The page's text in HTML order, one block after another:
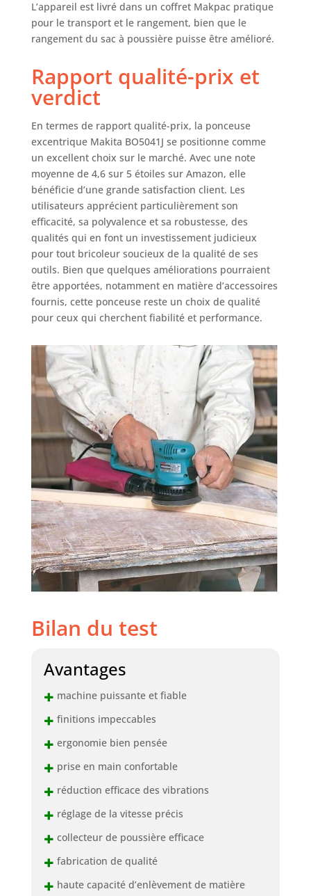
L’appareil est livré dans un coffret Makpac pratique
pour le transport et le rangement, bien que le
rangement du sac à poussière puisse être amélioré.
Rapport qualité-prix et
verdict
En termes de rapport qualité-prix, la ponceuse
excentrique Makita BO5041J se positionne comme
un excellent choix sur le marché. Avec une note
moyenne de 4,6 sur 5 étoiles sur Amazon, elle
bénéficie d’une grande satisfaction client. Les
utilisateurs apprécient particulièrement son
efficacité, sa polyvalence et sa robustesse, des
qualités qui en font un investissement judicieux
pour tout bricoleur soucieux de la qualité de ses
outils. Bien que quelques améliorations pourraient
être apportées, notamment en matière d’accessoires
fournis, cette ponceuse reste un choix de qualité
pour ceux qui cherchent fiabilité et performance.
Bilan du test
Avantages
+ machine puissante et fiable
+ finitions impeccables
+ ergonomie bien pensée
+ prise en main confortable
+ réduction efficace des vibrations
+ réglage de la vitesse précis
+ collecteur de poussière efficace
+ fabrication de qualité
+ haute capacité d’enlèvement de matière